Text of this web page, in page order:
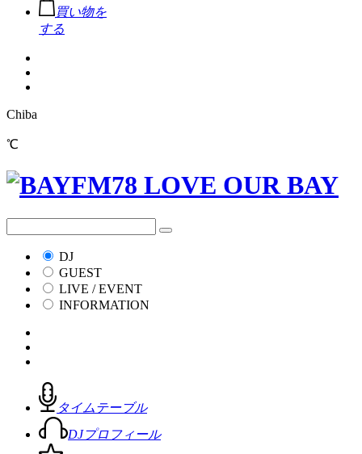
買い物を
する
Chiba
℃
DJ
GUEST
LIVE / EVENT
INFORMATION
タイムテーブル
DJプロフィール